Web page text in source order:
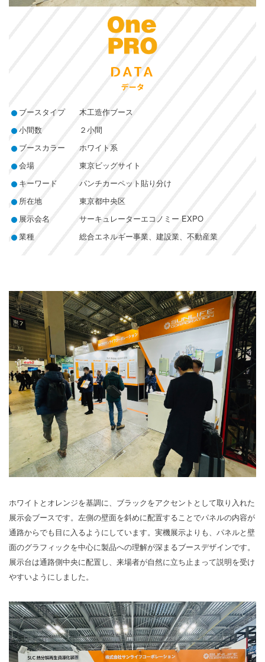
DATA
データ
ブースタイプ
木工造作ブース
小間数
２小間
ブースカラー
ホワイト系
会場
東京ビッグサイト
キーワード
パンチカーペット貼り分け
所在地
東京都中央区
展示会名
サーキュレーターエコノミー EXPO
業種
総合エネルギー事業、建設業、不動産業
ホワイトとオレンジを基調に、ブラックをアクセントとして取り入れた
展示会ブースです。左側の壁面を斜めに配置することでパネルの内容が
通路からでも目に入るようにしています。実機展示よりも、パネルと壁
面のグラフィックを中心に製品への理解が深まるブースデザインです。
展示台は通路側中央に配置し、来場者が自然に立ち止まって説明を受け
やすいようにしました。